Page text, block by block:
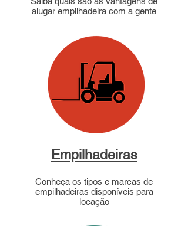
alugar empilhadeira com a gente
Empilhadeiras
Conheça os tipos e marcas de
empilhadeiras disponíveis para
locação